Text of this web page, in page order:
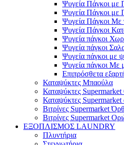
Ψυγεία Πάγκοι με
Ψυγεία Πάγκοι με
Ψυγεία Πάγκοι
Ψυγεία Πάγκοι
Ψυγεία πάγκοι
Ψυγεία πάγκοι
Ψυγεία πάγκοι με
Ψυγεία πάγκοι Με
Επιπρόσθετα
Καταψύκτες Μπαούλα
Καταψύκτες Supermarket
Καταψύκτες Supermarket
Βιτρίνες Supermarket
Βιτρίνες Supermarket
ΕΞΟΠΛΙΣΜΟΣ LAUNDRY
Πλυντήρια